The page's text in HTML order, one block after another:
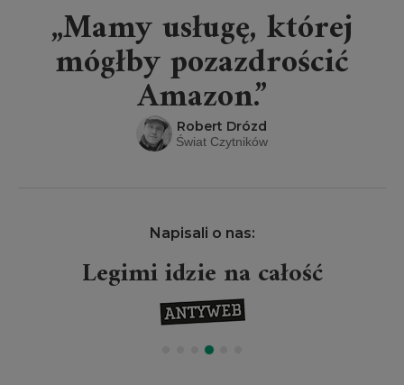
„Mamy usługę, której
mógłby pozazdrościć
Amazon.”
Robert Drózd
Świat Czytników
Napisali o nas:
Legimi idzie na całość